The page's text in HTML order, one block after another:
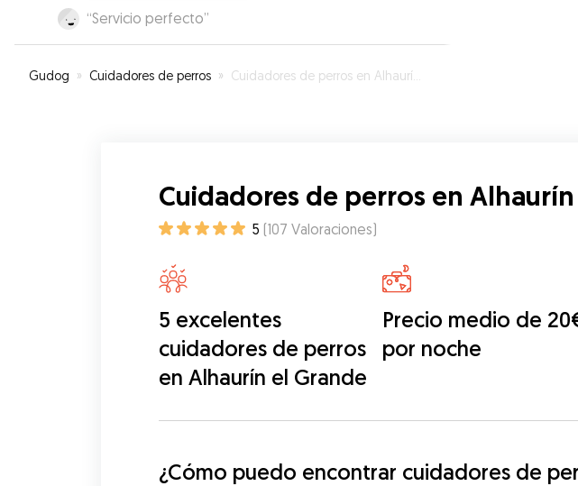
GRACIAS!!!! Fue nuestro gran salvador: con gran
voluntad, resolución y respeto! Hasta pronto!!!!😊🤗
“Servicio perfecto”
Gudog » Cuidadores de perros » Cuidadores de perros en Alhaurín el Grande
Cuidadores de perros en
5 (107 Valoraciones)
5 excelentes
cuidadores de perros
en Alhaurín el Grande
Precio medio de
por noche
¿Cómo puedo encontrar cuidadores de